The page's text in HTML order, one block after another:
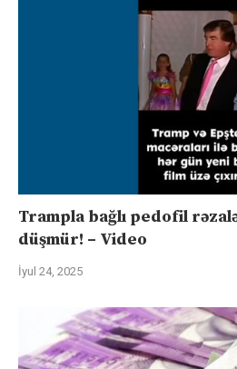
Trampla bağlı pedofil
düşmür! – Video
İyul 24, 2025